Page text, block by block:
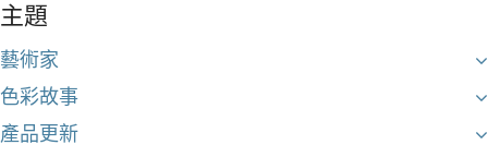
主題
藝術家
色彩故事
產品更新